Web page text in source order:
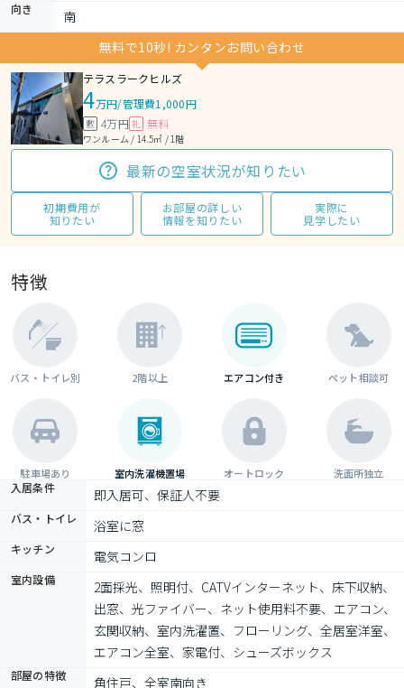
向き
南
無料で10秒! カンタンお問い合わせ
テラスラークヒルズ
4万円/管理費1,000円
敷 4万円 礼 無料
ワンルーム / 14.5㎡ / 1階
最新の空室状況が知りたい
初期費用が
知りたい
お部屋の詳しい
情報を知りたい
実際に
見学したい
特徴
バス・トイレ別 2階以上 エアコン付き ペット相談可
駐車場あり 室内洗濯機置場 オートロック 洗面所独立
入居条件 即入居可、保証人不要
バス・トイレ 浴室に窓
キッチン 電気コンロ
室内設備
2面採光、照明付、CATVインターネット、床下収納、
出窓、光ファイバー、ネット使用料不要、エアコン、
玄関収納、室内洗濯置、フローリング、全居室洋室、
エアコン全室、家電付、シューズボックス
部屋の特徴 角住戸、全室南向き